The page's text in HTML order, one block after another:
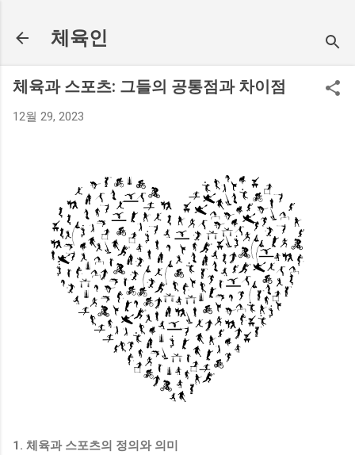
체육인
체육과 스포츠: 그들의 공통점과 차이점
12월 29, 2023
1. 체육과 스포츠의 정의와 의미